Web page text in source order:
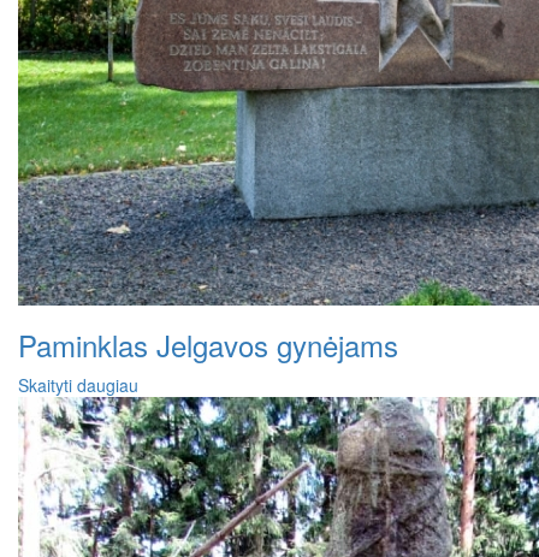
Paminklas Jelgavos gynėjams
Skaityti daugiau